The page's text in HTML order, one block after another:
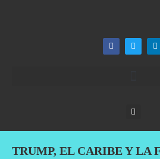
TRUMP, EL CARIBE Y LA